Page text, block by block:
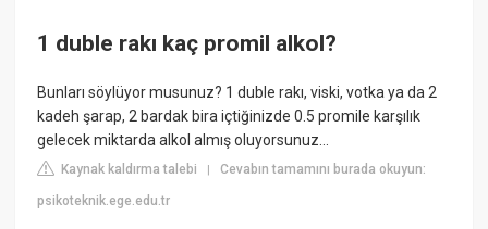
1 duble rakı kaç promil alkol?
Bunları söylüyor musunuz? 1 duble rakı, viski, votka ya da 2
kadeh şarap, 2 bardak bira içtiğinizde 0.5 promile karşılık
gelecek miktarda alkol almış oluyorsunuz...
Kaynak kaldırma talebi |Cevabın tamamını burada okuyun:
psikoteknik.ege.edu.tr